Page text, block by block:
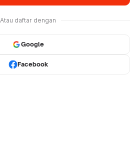
Atau daftar dengan
Google
Facebook